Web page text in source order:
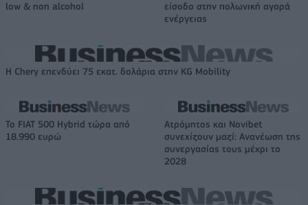
low & non alcohol
είσοδο στην πολωνική αγορά
ενέργειας
Η Chery επενδύει 75 εκατ. δολάρια στην KG Mobility
Το FIAT 500 Hybrid τώρα από
18.990 ευρώ
Ατρόμητος και Novibet
συνεχίζουν μαζί: Ανανέωση της
συνεργασίας τους μέχρι το
2028